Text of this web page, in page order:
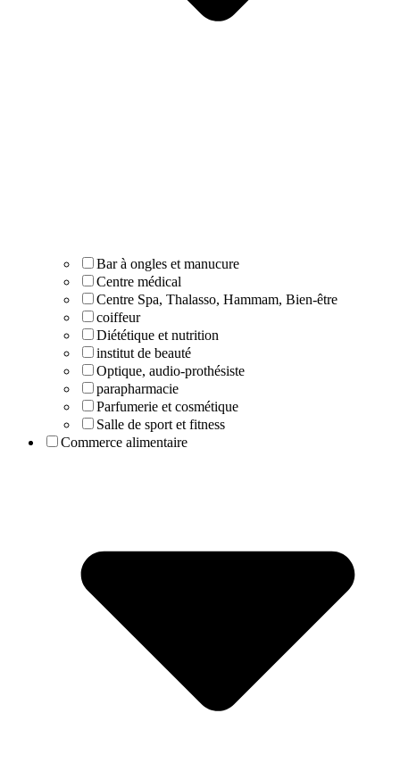
Bar à ongles et manucure
Centre médical
Centre Spa, Thalasso, Hammam, Bien-être
coiffeur
Diététique et nutrition
institut de beauté
Optique, audio-prothésiste
parapharmacie
Parfumerie et cosmétique
Salle de sport et fitness
Commerce alimentaire